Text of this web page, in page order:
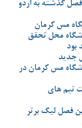
فصل گذشته به اردو
مس کرمان
محل تحقق
بود
جدید
های باشگاه مس کرمان در
تیم‌ های
فصل لیگ برتر